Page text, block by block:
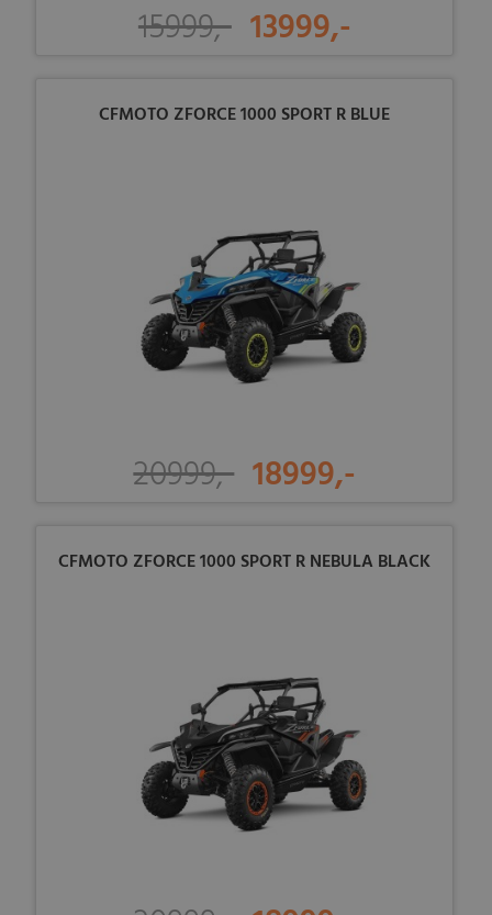
15999,- 13999,-
CFMOTO ZFORCE 1000 SPORT R BLUE
20999,- 18999,-
CFMOTO ZFORCE 1000 SPORT R NEBULA BLACK